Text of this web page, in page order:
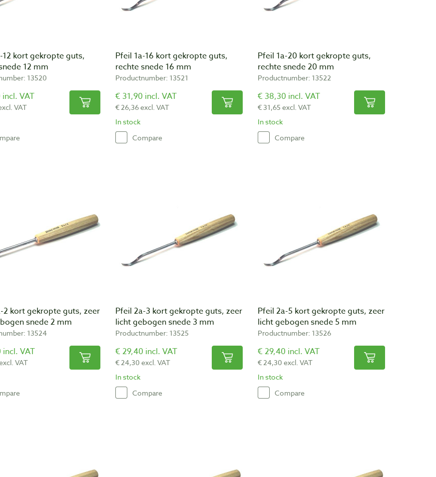
12 kort gekropte guts,
12 mm
13520
VAT
VAT
Pfeil 1a-16 kort gekropte guts,
rechte snede 16 mm
Productnumber: 13521
€ 31,90 incl. VAT
€ 26,36 excl. VAT
In stock
Compare
Pfeil 1a-20 kort gekropte guts,
rechte snede 20 mm
Productnumber: 13522
€ 38,30 incl. VAT
€ 31,65 excl. VAT
In stock
Compare
2 kort gekropte guts, zeer
snede 2 mm
13524
VAT
VAT
Pfeil 2a-3 kort gekropte guts, zeer
licht gebogen snede 3 mm
Productnumber: 13525
€ 29,40 incl. VAT
€ 24,30 excl. VAT
In stock
Compare
Pfeil 2a-5 kort gekropte guts, zeer
licht gebogen snede 5 mm
Productnumber: 13526
€ 29,40 incl. VAT
€ 24,30 excl. VAT
In stock
Compare